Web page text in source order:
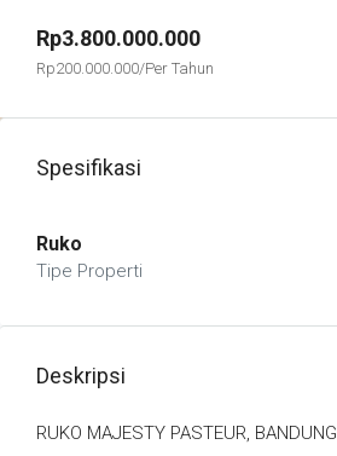
Rp3.800.000.000
Rp200.000.000/Per Tahun
Spesifikasi
Ruko
Tipe Properti
Deskripsi
RUKO MAJESTY PASTEUR, BANDUNG